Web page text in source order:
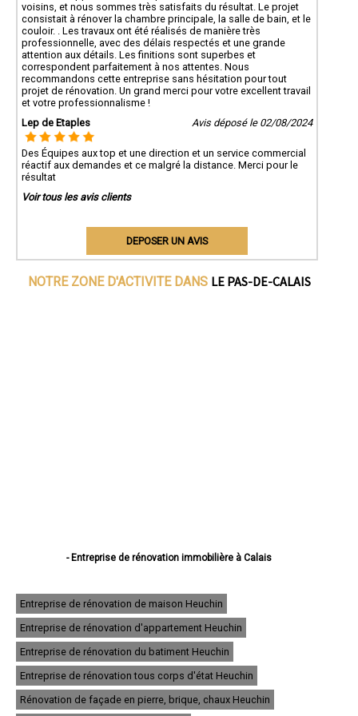
voisins, et nous sommes très satisfaits du résultat. Le projet
consistait à rénover la chambre principale, la salle de bain, et le
couloir. . Les travaux ont été réalisés de manière très
professionnelle, avec des délais respectés et une grande
attention aux détails. Les finitions sont superbes et
correspondent parfaitement à nos attentes. Nous
recommandons cette entreprise sans hésitation pour tout
projet de rénovation. Un grand merci pour votre excellent travail
et votre professionnalisme !
Lep de Etaples
Avis déposé le 02/08/2024
Des Équipes aux top et une direction et un service commercial
réactif aux demandes et ce malgré la distance. Merci pour le
résultat
Voir tous les avis clients
DEPOSER UN AVIS
NOTRE ZONE D'ACTIVITE DANS LE PAS-DE-CALAIS
- Entreprise de rénovation immobilière à Calais
- Entreprise de rénovation immobilière à Lens
- Entreprise de rénovation immobilière à Liévin
- Entreprise de rénovation immobilière à Béthune
- Entreprise de rénovation immobilière à Hénin-Beaumont
- Entreprise de rénovation immobilière à Bruay-la-Buissière
- Entreprise de rénovation immobilière à Avion
- Entreprise de rénovation immobilière à Carvin
- Entreprise de rénovation immobilière à Berck
Entreprise de rénovation de maison Heuchin
Entreprise de rénovation d'appartement Heuchin
Entreprise de rénovation du batiment Heuchin
Entreprise de rénovation tous corps d'état Heuchin
Rénovation de façade en pierre, brique, chaux Heuchin